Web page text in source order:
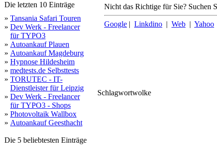
Die letzten 10 Einträge
» Tansania Safari Touren
» Dev Werk - Freelancer
für TYPO3
» Autoankauf Plauen
» Autoankauf Magdeburg
» Hypnose Hildesheim
» medtests.de Selbsttests
» TORUTEC - IT-
Dienstleister für Leipzig
» Dev Werk - Freelancer
für TYPO3 - Shops
» Photovoltaik Wallbox
» Autoankauf Geesthacht
Die 5 beliebtesten Einträge
Nicht das Richtige für Sie? Suchen
Google | Linkdino | Web | Yahoo
Schlagwortwolke
online